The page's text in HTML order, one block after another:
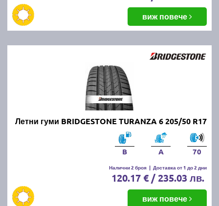
виж повече
Летни гуми BRIDGESTONE TURANZA 6 205/50 R17
B A 70
Налични 2 броя | Доставка от 1 до 2 дни
120.17 € / 235.03 лв.
виж повече